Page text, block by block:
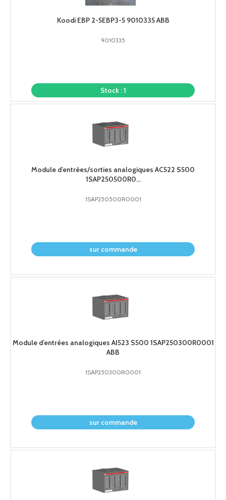
Koodi EBP 2-5EBP3-5 9010335 ABB
9010335
Stock : 1
Module d’entrées/sorties analogiques AC522 S500
1SAP250500R0...
1SAP250500R0001
sur commande
Module d’entrées analogiques AI523 S500 1SAP250300R0001
ABB
1SAP250300R0001
sur commande